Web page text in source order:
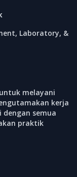
Laboratory, &
melayani
kerja
dengan semua
praktik